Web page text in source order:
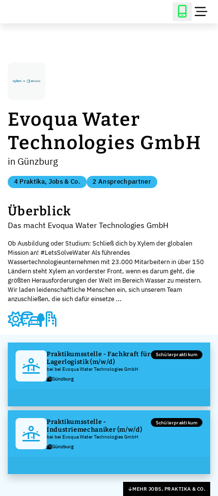
Evoqua Water
Technologies GmbH
in Günzburg
4 Praktika, Jobs & Co. 2 Ansprechpartner
Überblick
Das macht Evoqua Water Technologies GmbH
Ob Ausbildung oder Studium: Schließ dich by Xylem der globalen
Mission an! #LetsSolveWater Als führendes
Wassertechnologieunternehmen mit 23.000 Mitarbeitern in über 150
Ländern steht Xylem an vorderster Front, wenn es darum geht, die
größten Herausforderungen der Welt im Bereich Wasser zu meistern.
Wir laden leidenschaftliche Menschen ein, sich unserem Team
anzuschließen, die sich dafür einsetze ...
Praktikumsstelle - Fachkraft für
Lagerlogistik (m/w/d)
bei bei Evoqua Water Technologies GmbH
Schülerpraktikum
Günzburg
Praktikumsstelle -
Industriemechaniker (m/w/d)
bei bei Evoqua Water Technologies GmbH
Schülerpraktikum
Günzburg
MEHR JOBS, PRAKTIKA & CO.